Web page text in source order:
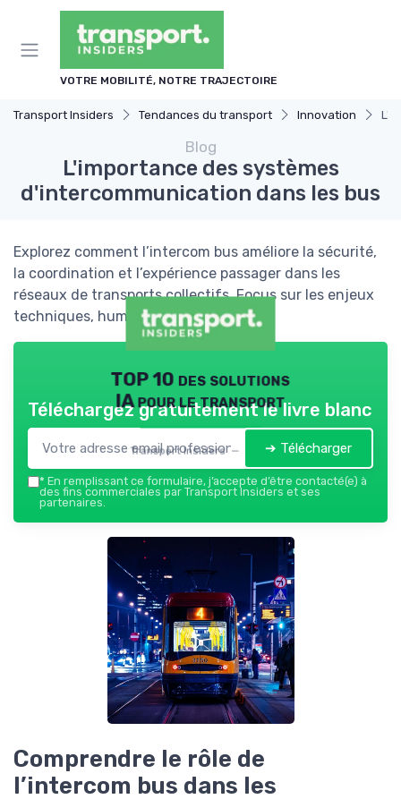
VOTRE MOBILITÉ, NOTRE TRAJECTOIRE
Transport Insiders Tendances du transport Innovation
Blog
L'importance des systèmes
d'intercommunication dans les bus
Explorez comment l’intercom bus améliore la sécurité,
la coordination et l’expérience passager dans les
réseaux de transports collectifs. Focus sur les enjeux
techniques, humains et d’intégration.
TOP 10 des solutions
IA pour le transport
Transport Insiders — 2026
Téléchargez gratuitement le livre blanc
➔ Télécharger
* En remplissant ce formulaire, j’accepte d’être contacté(e) à
des fins commerciales par Transport Insiders et ses
partenaires.
Comprendre le rôle de
l’intercom bus dans les
Panneau de gestion des cookies